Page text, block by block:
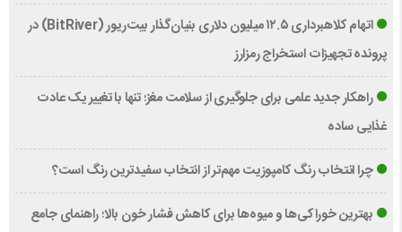
اتهام کلاهبرداری ۱۲.۵ میلیون دلاری بنیان‌گذار بیت‌ریور (BitRiver) در
پرونده تجهیزات استخراج رمزارز
راهکار جدید علمی برای جلوگیری از سلامت مغز؛ تنها با تغییر یک عادت
غذایی ساده
چرا انتخاب رنگ کامپوزیت مهم‌تر از انتخاب سفیدترین رنگ است؟
بهترین خوراکی‌ها و میوه‌ها برای کاهش فشار خون بالا؛ راهنمای جامع